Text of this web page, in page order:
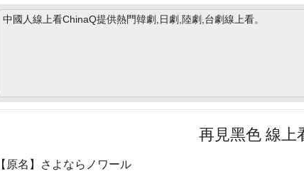
中國人線上看ChinaQ提供熱門韓劇,日劇,陸劇,台劇線上看。
再見黑色 線上
【原名】さよならノワール